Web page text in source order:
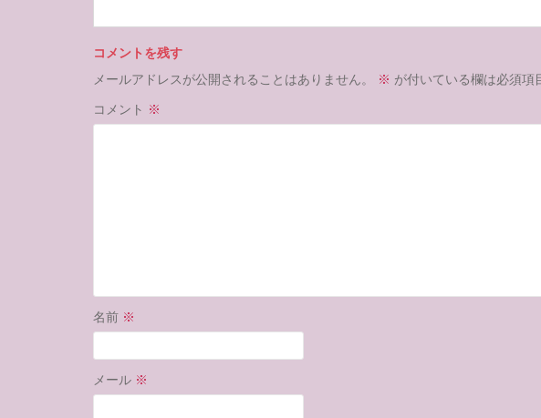
コメントを残す
メールアドレスが公開されることはありません。
※ が付いている欄は必須項
コメント ※
名前 ※
メール ※